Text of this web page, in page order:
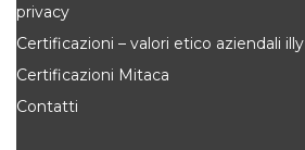
privacy
Certificazioni – valori etico aziendali illy
Certificazioni Mitaca
Contatti